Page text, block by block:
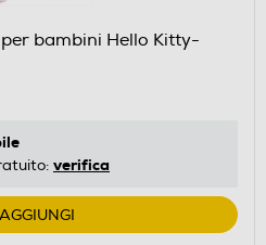
bambini Hello Kitty-
verifica
AGGIUNGI